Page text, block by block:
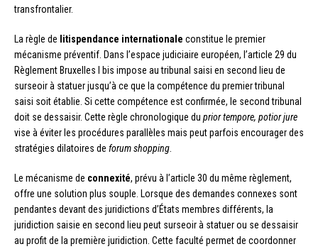
transfrontalier.
La règle de litispendance internationale constitue le premier
mécanisme préventif. Dans l’espace judiciaire européen, l’article 29 du
Règlement Bruxelles I bis impose au tribunal saisi en second lieu de
surseoir à statuer jusqu’à ce que la compétence du premier tribunal
saisi soit établie. Si cette compétence est confirmée, le second tribunal
doit se dessaisir. Cette règle chronologique du prior tempore, potior jure
vise à éviter les procédures parallèles mais peut parfois encourager des
stratégies dilatoires de forum shopping
Le mécanisme de connexité, prévu à l’article 30 du même règlement,
offre une solution plus souple. Lorsque des demandes connexes sont
pendantes devant des juridictions d’États membres différents, la
juridiction saisie en second lieu peut surseoir à statuer ou se dessaisir
au profit de la première juridiction. Cette faculté permet de coordonner